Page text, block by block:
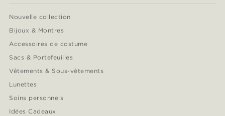
Nouvelle collection
Bijoux & Montres
Accessoires de costume
Sacs & Portefeuilles
Vêtements & Sous-vêtements
Lunettes
Soins personnels
Idées Cadeaux